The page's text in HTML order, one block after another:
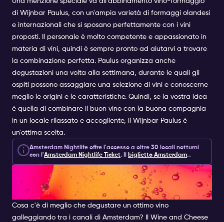
di Wijnbar Paulus, con un'ampia varietà di formaggi olandesi
e internazionali che si sposano perfettamente con i vini
proposti. Il personale è molto competente e appassionato in
materia di vini, quindi è sempre pronto ad aiutarvi a trovare
la combinazione perfetta. Paulus organizza anche
degustazioni una volta alla settimana, durante le quali gli
ospiti possono assaggiare una selezione di vini e conoscerne
meglio le origini e le caratteristiche. Quindi, se la vostra idea
è quella di combinare il buon vino con la buona compagnia
in un locale rilassato e accogliente, il Wijnbar Paulus è
un'ottima scelta.
Amsterdam Nightlife offre l'accesso a oltre 30 locali notturni
con l'Amsterdam Nightlife Ticket.
biglietto Amsterdam
esperienze ed extra per 10 euro.
SCOPRI LE CROCIERE CON
VINO E FORMAGGIO
Cosa c'è di meglio che degustare un ottimo vino
galleggiando tra i canali di Amsterdam? Il Wine and Cheese